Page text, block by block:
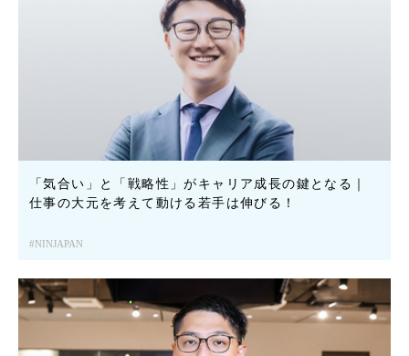
「気合い」と「戦略性」がキャリア成長の鍵となる｜
仕事の大元を考えて動ける若手は伸びる！
NINJAPAN